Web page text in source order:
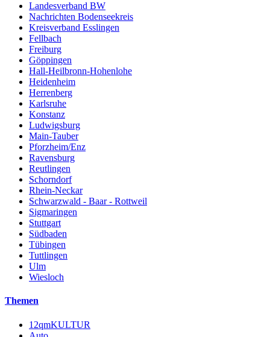
Landesverband BW
Nachrichten Bodenseekreis
Kreisverband Esslingen
Fellbach
Freiburg
Göppingen
Hall-Heilbronn-Hohenlohe
Heidenheim
Herrenberg
Karlsruhe
Konstanz
Ludwigsburg
Main-Tauber
Pforzheim/Enz
Ravensburg
Reutlingen
Schorndorf
Rhein-Neckar
Schwarzwald - Baar - Rottweil
Sigmaringen
Stuttgart
Südbaden
Tübingen
Tuttlingen
Ulm
Wiesloch
Themen
12qmKULTUR